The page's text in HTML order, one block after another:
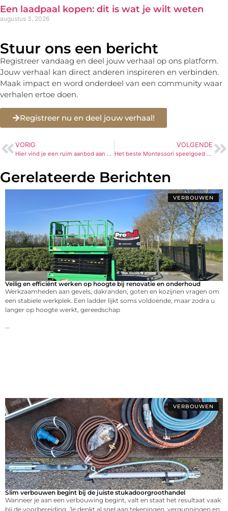
Een laadpaal kopen: dit is wat je wilt weten
augustus 3, 2026
Stuur ons een bericht
Registreer vandaag en deel jouw verhaal op ons platform.
Jouw verhaal kan direct anderen inspireren en verbinden.
Maak impact en word onderdeel van een community waar
verhalen ertoe doen.
Registreer nu en deel jouw verhaal!
VORIG
Hier vind je een ruim aanbod aan plantaardige kaas
VOLGENDE
Het beste Montessori speelgoed gemaakt van natuurlijke materialen
Gerelateerde Berichten
VERBOUWEN
Veilig en efficiënt werken op hoogte bij renovatie en onderhoud
Werkzaamheden aan gevels, dakranden, goten en kozijnen vragen om
een stabiele werkplek. Een ladder lijkt soms voldoende, maar zodra u
langer op hoogte werkt, gereedschap
...
VERBOUWEN
Slim verbouwen begint bij de juiste stukadoorgroothandel
Wanneer je aan een verbouwing begint, valt en staat het resultaat vaak
bij de voorbereiding. Je denkt al snel aan tekeningen, vergunningen en